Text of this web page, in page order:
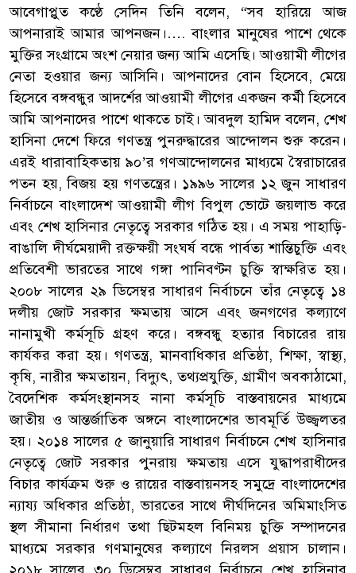
আবেগাপ্লুত কণ্ঠে সেদিন তিনি বলেন, “সব হারিয়ে আজ
আপনারাই আমার আপনজন।…. বাংলার মানুষের পাশে থেকে
মুক্তির সংগ্রামে অংশ নেয়ার জন্য আমি এসেছি। আওয়ামী লীগের
নেতা হওয়ার জন্য আসিনি। আপনাদের বোন হিসেবে, মেয়ে
হিসেবে বঙ্গবন্ধুর আদর্শের আওয়ামী লীগের একজন কর্মী হিসেবে
আমি আপনাদের পাশে থাকতে চাই। আবদুল হামিদ বলেন, শেখ
হাসিনা দেশে ফিরে গণতন্ত্র পুনরুদ্ধারের আন্দোলন শুরু করেন।
এরই ধারাবাহিকতায় ৯০’র গণআন্দোলনের মাধ্যমে স্বৈরাচারের
পতন হয়, বিজয় হয় গণতন্ত্রের। ১৯৯৬ সালের ১২ জুন সাধারণ
নির্বাচনে বাংলাদেশ আওয়ামী লীগ বিপুল ভোটে জয়লাভ করে
এবং শেখ হাসিনার নেতৃত্বে সরকার গঠিত হয়। এ সময় পাহাড়ি-
বাঙালি দীর্ঘমেয়াদী রক্তক্ষয়ী সংঘর্ষ বন্ধে পার্বত্য শান্তিচুক্তি এবং
প্রতিবেশী ভারতের সাথে গঙ্গা পানিবণ্টন চুক্তি স্বাক্ষরিত হয়।
২০০৮ সালের ২৯ ডিসেম্বর সাধারণ নির্বাচনে তাঁর নেতৃত্বে ১৪
দলীয় জোট সরকার ক্ষমতায় আসে এবং জনগণের কল্যাণে
নানামুখী কর্মসূচি গ্রহণ করে। বঙ্গবন্ধু হত্যার বিচারের রায়
কার্যকর করা হয়। গণতন্ত্র, মানবাধিকার প্রতিষ্ঠা, শিক্ষা, স্বাস্থ্য,
কৃষি, নারীর ক্ষমতায়ন, বিদ্যুৎ, তথ্যপ্রযুক্তি, গ্রামীণ অবকাঠামো,
বৈদেশিক কর্মসংস্থানসহ নানা কর্মসূচি বাস্তবায়নের মাধ্যমে
জাতীয় ও আন্তর্জাতিক অঙ্গনে বাংলাদেশের ভাবমূর্তি উজ্জ্বলতর
হয়। ২০১৪ সালের ৫ জানুয়ারি সাধারণ নির্বাচনে শেখ হাসিনার
নেতৃত্বে জোট সরকার পুনরায় ক্ষমতায় এসে যুদ্ধাপরাধীদের
বিচার কার্যক্রম শুরু ও রায়ের বাস্তবায়নসহ সমুদ্রে বাংলাদেশের
ন্যায্য অধিকার প্রতিষ্ঠা, ভারতের সাথে দীর্ঘদিনের অমিমাংসিত
স্থল সীমানা নির্ধারণ তথা ছিটমহল বিনিময় চুক্তি সম্পাদনের
মাধ্যমে সরকার গণমানুষের কল্যাণে নিরলস প্রয়াস চালান।